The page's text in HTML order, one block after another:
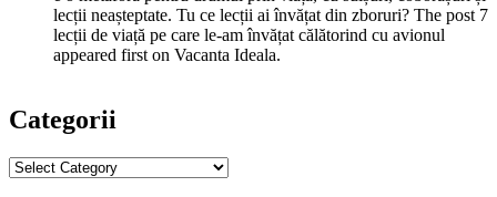
lecții neașteptate. Tu ce lecții ai învățat din zboruri? The post 7
lecții de viață pe care le-am învățat călătorind cu avionul
appeared first on Vacanta Ideala.
Categorii
Categorii